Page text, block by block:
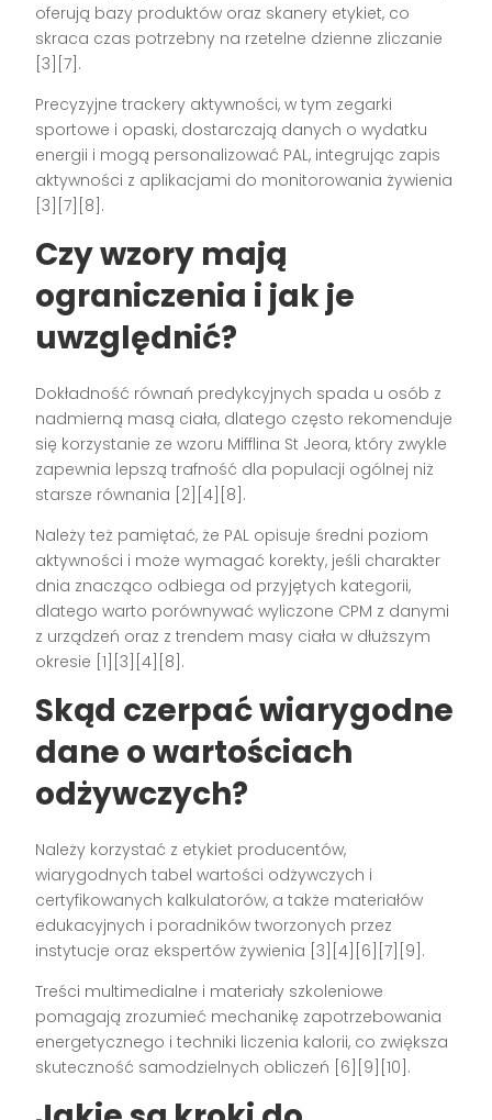
oferują bazy produktów oraz skanery etykiet, co
skraca czas potrzebny na rzetelne dzienne zliczanie
[3][7].
Precyzyjne trackery aktywności, w tym zegarki
sportowe i opaski, dostarczają danych o wydatku
energii i mogą personalizować PAL, integrując zapis
aktywności z aplikacjami do monitorowania żywienia
[3][7][8].
Czy wzory mają
ograniczenia i jak je
uwzględnić?
Dokładność równań predykcyjnych spada u osób z
nadmierną masą ciała, dlatego często rekomenduje
się korzystanie ze wzoru Mifflina St Jeora, który zwykle
zapewnia lepszą trafność dla populacji ogólnej niż
starsze równania [2][4][8].
Należy też pamiętać, że PAL opisuje średni poziom
aktywności i może wymagać korekty, jeśli charakter
dnia znacząco odbiega od przyjętych kategorii,
dlatego warto porównywać wyliczone CPM z danymi
z urządzeń oraz z trendem masy ciała w dłuższym
okresie [1][3][4][8].
Skąd czerpać wiarygodne
dane o wartościach
odżywczych?
Należy korzystać z etykiet producentów,
wiarygodnych tabel wartości odżywczych i
certyfikowanych kalkulatorów, a także materiałów
edukacyjnych i poradników tworzonych przez
instytucje oraz ekspertów żywienia [3][4][6][7][9].
Treści multimedialne i materiały szkoleniowe
pomagają zrozumieć mechanikę zapotrzebowania
energetycznego i techniki liczenia kalorii, co zwiększa
skuteczność samodzielnych obliczeń [6][9][10].